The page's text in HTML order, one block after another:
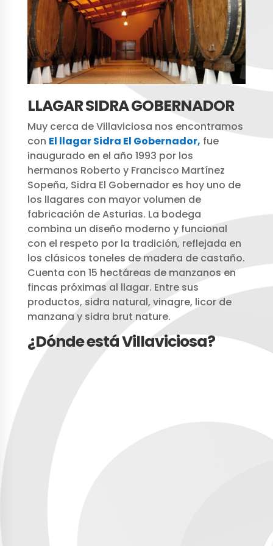
LLAGAR SIDRA GOBERNADOR
Muy cerca de Villaviciosa nos encontramos
con El llagar Sidra El Gobernador, fue
inaugurado en el año 1993 por los
hermanos Roberto y Francisco Martínez
Sopeña, Sidra El Gobernador es hoy uno de
los llagares con mayor volumen de
fabricación de Asturias. La bodega
combina un diseño moderno y funcional
con el respeto por la tradición, reflejada en
los clásicos toneles de madera de castaño.
Cuenta con 15 hectáreas de manzanos en
fincas próximas al llagar. Entre sus
productos, sidra natural, vinagre, licor de
manzana y sidra brut nature.
¿Dónde está Villaviciosa?